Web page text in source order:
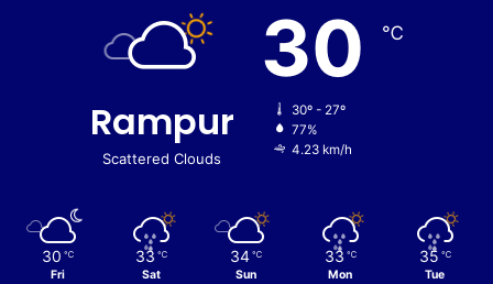
Rampur
Scattered Clouds
30 ℃
30º - 27º
77%
4.23 km/h
30 ℃
Fri
33 ℃
Sat
34 ℃
Sun
33 ℃
Mon
35 ℃
Tue